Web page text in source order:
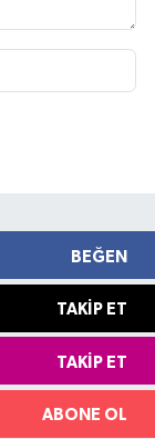
BEĞEN
TAKIP ET
TAKIP ET
ABONE OL